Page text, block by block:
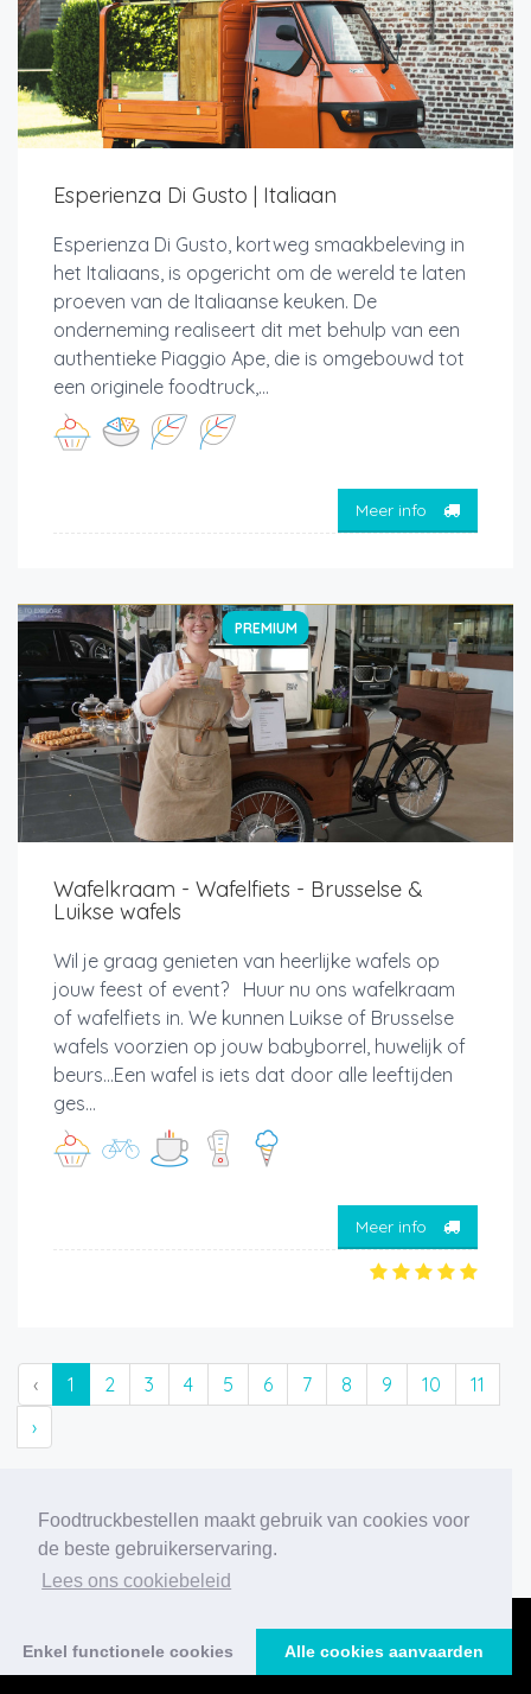
Foodtruckbestellen maakt gebruik van cookies voor
de beste gebruikerservaring.
Lees ons cookiebeleid
Enkel functionele cookies Alle cookies aanvaarden
Esperienza Di Gusto | Italiaan
Esperienza Di Gusto, kortweg smaakbeleving in
het Italiaans, is opgericht om de wereld te laten
proeven van de Italiaanse keuken. De
onderneming realiseert dit met behulp van een
authentieke Piaggio Ape, die is omgebouwd tot
een originele foodtruck,...
Meer info
PREMIUM
Wafelkraam - Wafelfiets - Brusselse &
Luikse wafels
Wil je graag genieten van heerlijke wafels op
jouw feest of event? Huur nu ons wafelkraam
of wafelfiets in. We kunnen Luikse of Brusselse
wafels voorzien op jouw babyborrel, huwelijk of
beurs...Een wafel is iets dat door alle leeftijden
ges...
Meer info
‹ 1 2 3 4 5 6 7 8 9 10
11
›